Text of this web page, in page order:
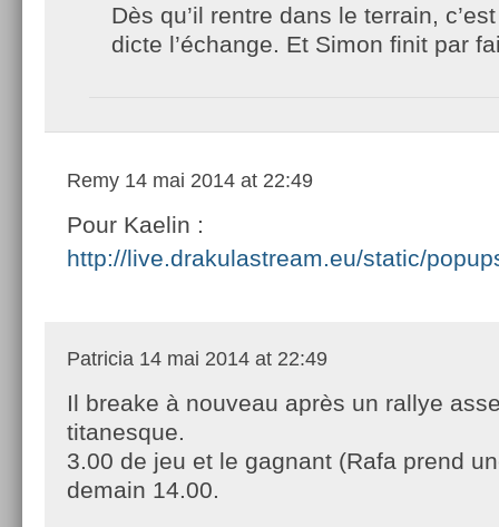
Dès qu’il rentre dans le terrain,
dicte l’échange. Et Simon finit par
Remy 14 mai 2014 at 22:49
Pour Kaelin :
http://live.drakulastream.eu/static/
Patricia 14 mai 2014 at 22:49
Il breake à nouveau après un rallye
titanesque.
3.00 de jeu et le gagnant (Rafa prend
demain 14.00.